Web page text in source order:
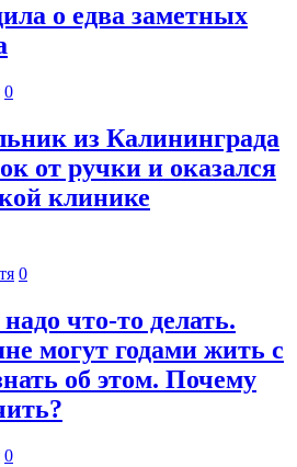
о едва заметных
0
из Калининграда
от ручки и оказался
клинике
0
что-то делать.
могут годами жить с
об этом. Почему
0